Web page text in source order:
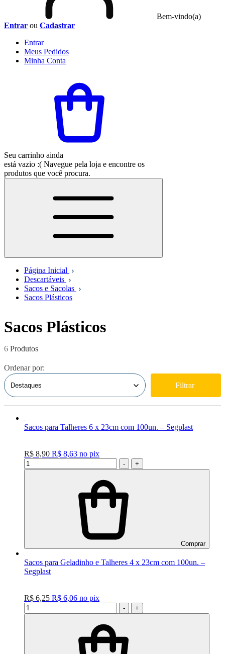
Bem-vindo(a)
Entrar ou Cadastrar
Entrar
Meus Pedidos
Minha Conta
Seu carrinho ainda
está vazio :( Navegue pela loja e encontre os
produtos que você procura.
Página Inicial
Descartáveis
Sacos e Sacolas
Sacos Plásticos
Sacos Plásticos
6
Ordenar por:
Filtrar
Sacos para Talheres 6 x 23cm com 100un. – Segplast
R$ 8,90 R$ 8,63 no pix
- +
Comprar
Sacos para Geladinho e Talheres 4 x 23cm com 100un. –
Segplast
R$ 6,25 R$ 6,06 no pix
- +